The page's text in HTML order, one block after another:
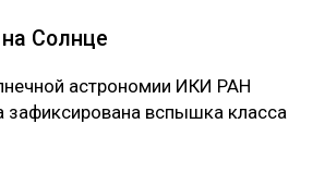
Солнце
астрономии ИКИ РАН
зафиксирована вспышка класса